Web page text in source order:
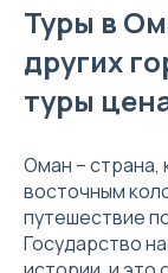
Туры в
других
туры
Оман – страна,
восточным
путешествие
Государство